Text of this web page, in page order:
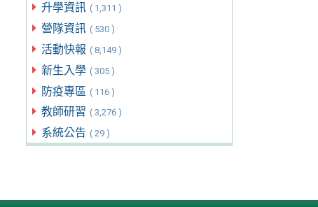
升學資訊 ( 1,311 )
營隊資訊 ( 530 )
活動快報 ( 8,149 )
新生入學 ( 305 )
防疫專區 ( 116 )
教師研習 ( 3,276 )
系統公告 ( 29 )